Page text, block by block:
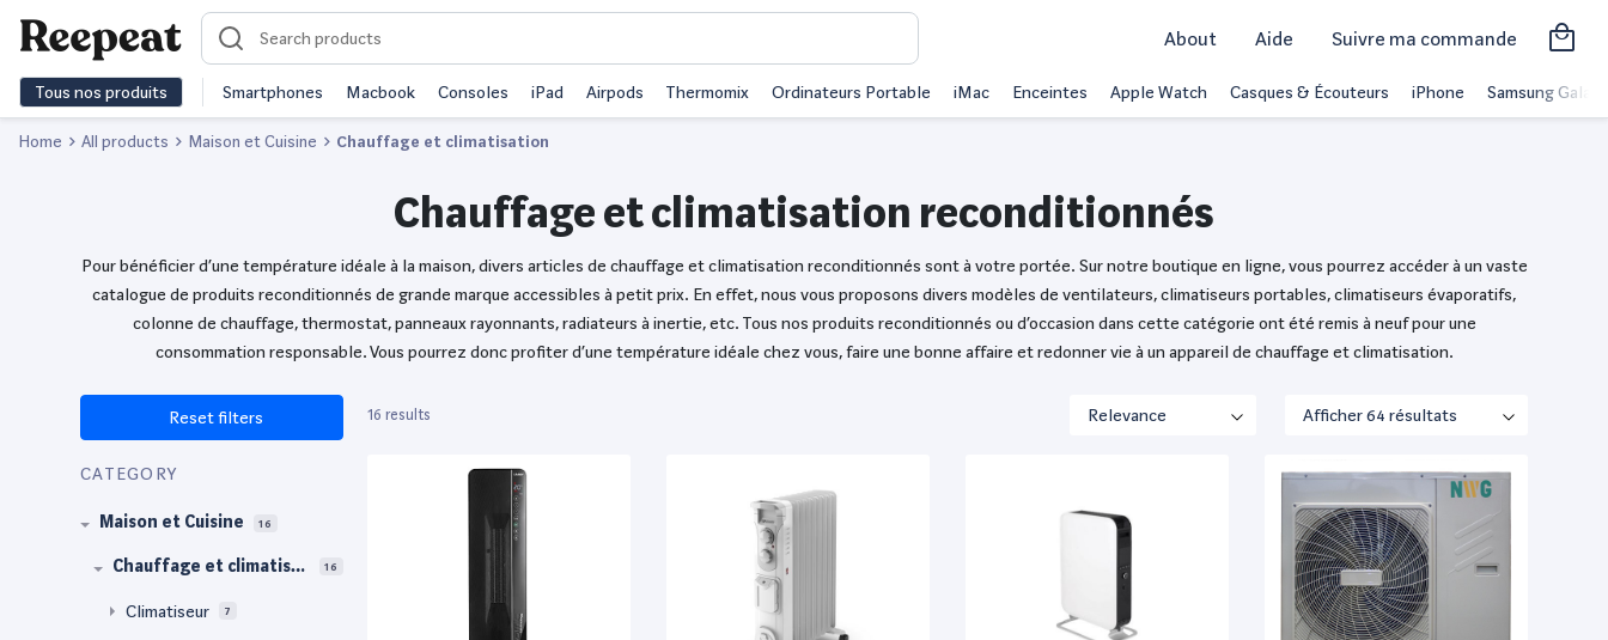
About Aide Suivre ma commande
Tous nos produits Smartphones Macbook Consoles iPad Airpods Thermomix Ordinateurs Portable iMac Enceintes Apple Watch Casques & Écouteurs iPhone Samsung Galaxy
Home All products Maison et Cuisine Chauffage et climatisation
Chauffage et climatisation reconditionnés
Pour bénéficier d’une température idéale à la maison, divers articles de chauffage et climatisation reconditionnés sont à votre portée. Sur notre boutique en ligne, vous pourrez accéder à un vaste
catalogue de produits reconditionnés de grande marque accessibles à petit prix. En effet, nous vous proposons divers modèles de ventilateurs, climatiseurs portables, climatiseurs évaporatifs,
colonne de chauffage, thermostat, panneaux rayonnants, radiateurs à inertie, etc. Tous nos produits reconditionnés ou d’occasion dans cette catégorie ont été remis à neuf pour une
consommation responsable. Vous pourrez donc profiter d’une température idéale chez vous, faire une bonne affaire et redonner vie à un appareil de chauffage et climatisation.
Reset filters
CATEGORY
Maison et Cuisine 16
Chauffage et climatisat
16
Climatiseur 7
16 results